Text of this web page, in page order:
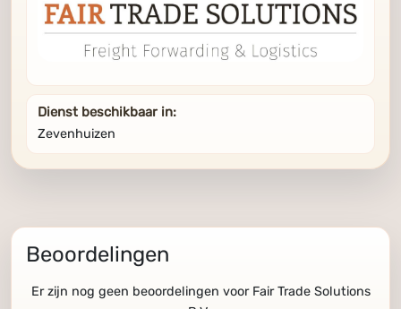
Dienst beschikbaar in:
Zevenhuizen
Beoordelingen
Er zijn nog geen beoordelingen voor Fair Trade Solutions